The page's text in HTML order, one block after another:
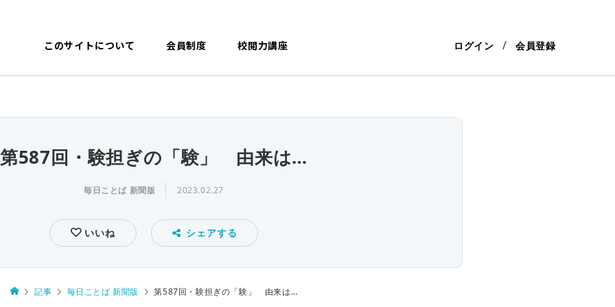
このサイトについて 会員制度 校閲力講座 ログイン 会員登録
第587回・験担ぎの「験」 由来は…
毎日ことば 新聞版 2023.02.27
いいね シェアする
記事 毎日ことば 新聞版 第587回・験担ぎの「験」 由来は…